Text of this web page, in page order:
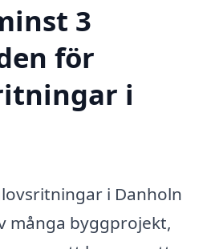
3
för
i
i Danholn
många byggprojekt,